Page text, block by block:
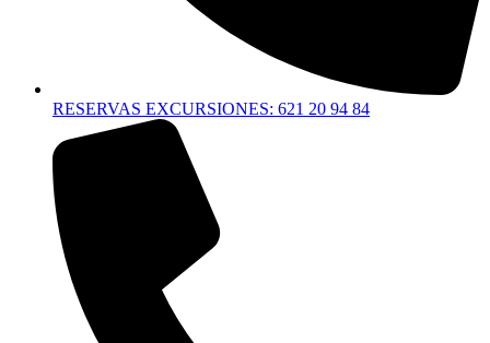
RESERVAS EXCURSIONES: 621 20 94 84